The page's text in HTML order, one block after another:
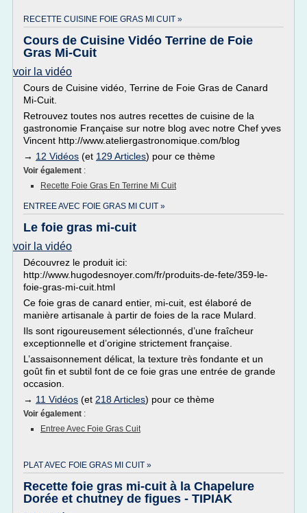
RECETTE CUISINE FOIE GRAS MI CUIT »
Cours de Cuisine Vidéo Terrine de Foie
Gras Mi-Cuit
voir la vidéo
Cours de Cuisine vidéo, Terrine de Foie Gras de Canard
Mi-Cuit.
Retrouvez toutes nos autres recettes de cuisine de la
gastronomie Française sur notre blog avec notre Chef yves
Vincent http://www.ateliergastronomique.com/blog
→ 12 Vidéos (et 129 Articles) pour ce thème
Voir également :
Recette Foie Gras En Terrine Mi Cuit
ENTREE AVEC FOIE GRAS MI CUIT »
Le foie gras mi-cuit
voir la vidéo
Découvrez le produit ici:
http://www.hugodesnoyer.com/fr/produits-de-fete/359-le-
foie-gras-mi-cuit.html
Ce foie gras de canard entier, mi-cuit, est élaboré de
manière artisanale à partir de foies de la race Mulard.
Ils sont rigoureusement sélectionnés, d’une fraîcheur
exceptionnelle et d’origine strictement française.
L’assaisonnement délicat, la texture très fondante et un
goût fin et subtil font de ce foie gras une entrée de grande
occasion.
→ 11 Vidéos (et 218 Articles) pour ce thème
Voir également :
Entree Avec Foie Gras Cuit
PLAT AVEC FOIE GRAS MI CUIT »
Recette foie gras mi-cuit à la Chapelure
Dorée et chutney de figues - TIPIAK